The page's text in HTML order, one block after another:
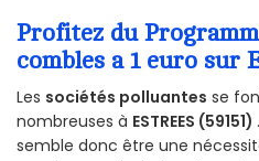
Profitez du
combles a 1 euro sur
Les sociétés polluantes se
nombreuses à ESTREES (59151)
semble donc être une